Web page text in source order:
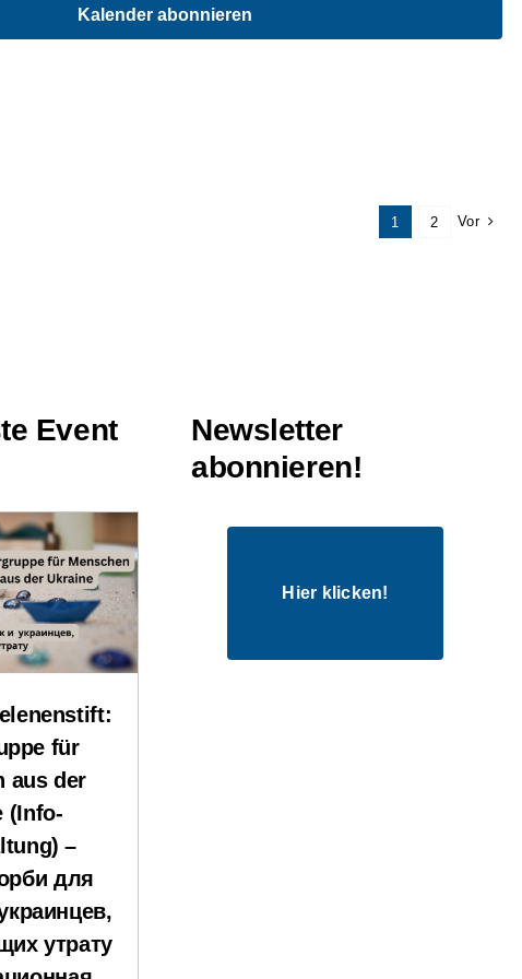
Kalender abonnieren
1 2 Vor
Event
für
aus der
(Info-
–
для
утрату
Newsletter
abonnieren!
Hier klicken!